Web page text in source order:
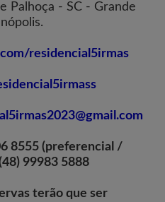
Palhoça - SC - Grande
residencial5irmas
8555 (preferencial /
99983 5888
terão que ser